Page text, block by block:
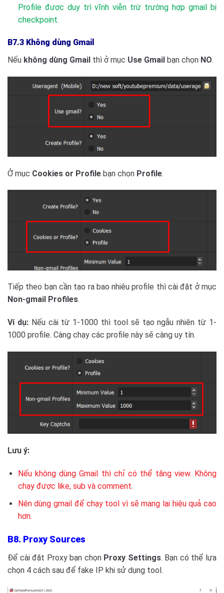
Profile được duy trì vĩnh viễn trừ trường hợp gmail bị
checkpoint.
B7.3 Không dùng Gmail
Nếu không dùng Gmail thì ở mục Use Gmail bạn chọn NO.
Ở mục Cookies or Profile bạn chọn Profile.
Tiếp theo bạn cần tạo ra bao nhiêu profile thì cài đặt ở mục
Non-gmail Profiles.
Ví dụ:Nếu cài từ 1-1000 thì tool sẽ tạo ngẫu nhiên từ 1-
1000 profile. Càng chạy các profile này sẽ càng uy tín.
Lưu ý:
Nếu không dùng Gmail thì chỉ có thể tăng view. Không
chạy được like, sub và comment.
Nên dùng gmail để chạy tool vì sẽ mang lại hiệu quả cao
hơn.
B8. Proxy Sources
Để cài đặt Proxy bạn chọn Proxy Settings. Bạn có thể lựa
chọn 4 cách sau để fake IP khi sử dụng tool.